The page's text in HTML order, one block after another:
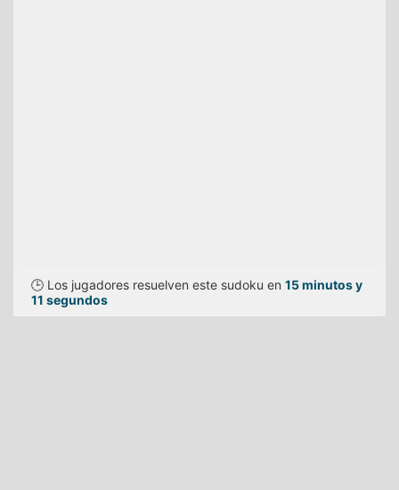
🕒 Los jugadores resuelven este sudoku en 15 minutos y
11 segundos